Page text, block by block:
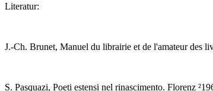
Literatur:
J.-Ch. Brunet, Manuel du librairie et de l'amateur des
S. Pasquazi, Poeti estensi nel rinascimento. Florenz